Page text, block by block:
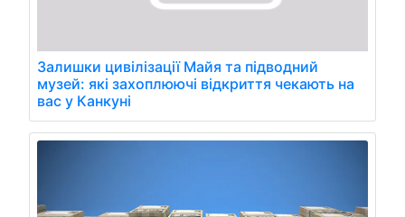
Залишки цивілізації Майя та підводний
музей: які захоплюючі відкриття чекають на
вас у Канкуні